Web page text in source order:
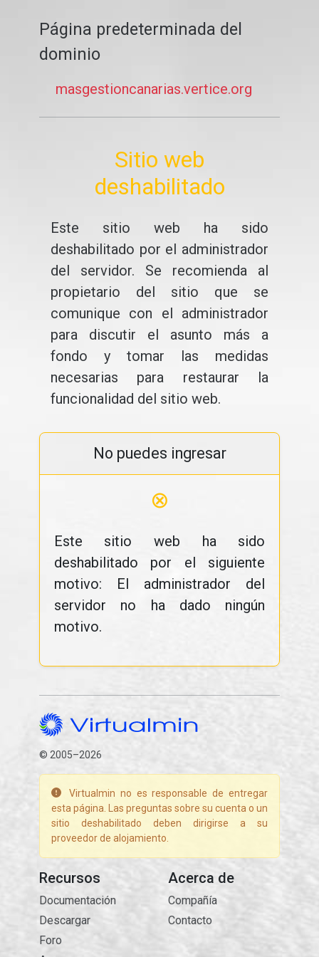
Página predeterminada del
dominio
masgestioncanarias.vertice.org
Sitio web
deshabilitado
Este sitio web ha sido
deshabilitado por el administrador
del servidor. Se recomienda al
propietario del sitio que se
comunique con el administrador
para discutir el asunto más a
fondo y tomar las medidas
necesarias para restaurar la
funcionalidad del sitio web.
No puedes ingresar
⊗
Este sitio web ha sido
deshabilitado por el siguiente
motivo: El administrador del
servidor no ha dado ningún
motivo.
© 2005–2026
Virtualmin no es responsable de entregar
esta página. Las preguntas sobre su cuenta o un
sitio deshabilitado deben dirigirse a su
proveedor de alojamiento.
Recursos
Documentación
Descargar
Foro
Acerca de
Compañía
Contacto